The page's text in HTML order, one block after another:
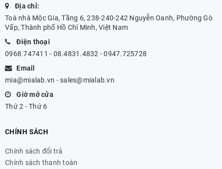
Địa chỉ:
Toà nhà Mộc Gia, Tầng 6, 238-240-242 Nguyễn Oanh, Phường Gò
Vấp, Thành phố Hồ Chí Minh, Việt Nam
Điện thoại
0968.747411 - 08.4831.4832 - 0947.725728
Email
mia@mialab.vn -sales@mialab.vn
Giờ mở cửa
Thứ 2 - Thứ 6
CHÍNH SÁCH
Chính sách đổi trả
Chính sách thanh toán